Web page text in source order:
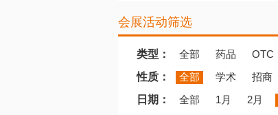
会展活动筛选
类型： 全部 药品 OTC
性质：
全部 学术 招商
日期：
全部 1月 2月